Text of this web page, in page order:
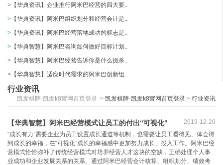
> 【华典资讯】企业推行阿米巴经营的四大要..
> 【华典资讯】阿米巴组织划分和经营会计是..
> 【华典资讯】阿米巴经营落地成功的标志是..
> 【华典智慧】阿米巴咨询如何做好目标计划..
> 【华典智慧】阿米巴经营告诉你是什么扼杀..
> 【华典智慧】适应时代需求的阿米巴创新组..
行业资讯
凯发棋牌-凯发k8官网首页登录 > 凯发棋牌-凯发k8官网首页登录 > 行业资讯
【华典智慧】阿米巴经营模式让员工的付出“可视化"
2019-12-20
“成长有力”需要企业为员工设置成长通道等机制，也需要让员工看得见、体会得
到成长的幸福，在“可视化”成长的幸福感中更加努力成长、投入工作。阿米巴经
营模式恰恰弥补了传统经营模式对培养经营人才这块的空缺，正确处理个人事
业成功和企业发展关系的关系。通过阿米巴经营会计核算、组织划分、绩效考